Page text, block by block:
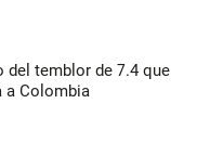
del temblor de 7.4 que
a Colombia